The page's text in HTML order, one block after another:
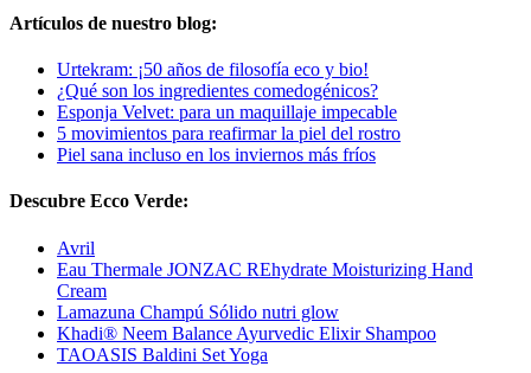
Artículos de nuestro blog:
Urtekram: ¡50 años de filosofía eco y bio!
¿Qué son los ingredientes comedogénicos?
Esponja Velvet: para un maquillaje impecable
5 movimientos para reafirmar la piel del rostro
Piel sana incluso en los inviernos más fríos
Descubre Ecco Verde:
Avril
Eau Thermale JONZAC REhydrate Moisturizing Hand
Cream
Lamazuna Champú Sólido nutri glow
Khadi® Neem Balance Ayurvedic Elixir Shampoo
TAOASIS Baldini Set Yoga